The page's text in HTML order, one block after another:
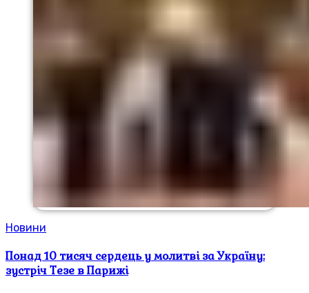
Новини
Понад 10 тисяч сердець у молитві за Україну:
зустріч Тезе в Парижі